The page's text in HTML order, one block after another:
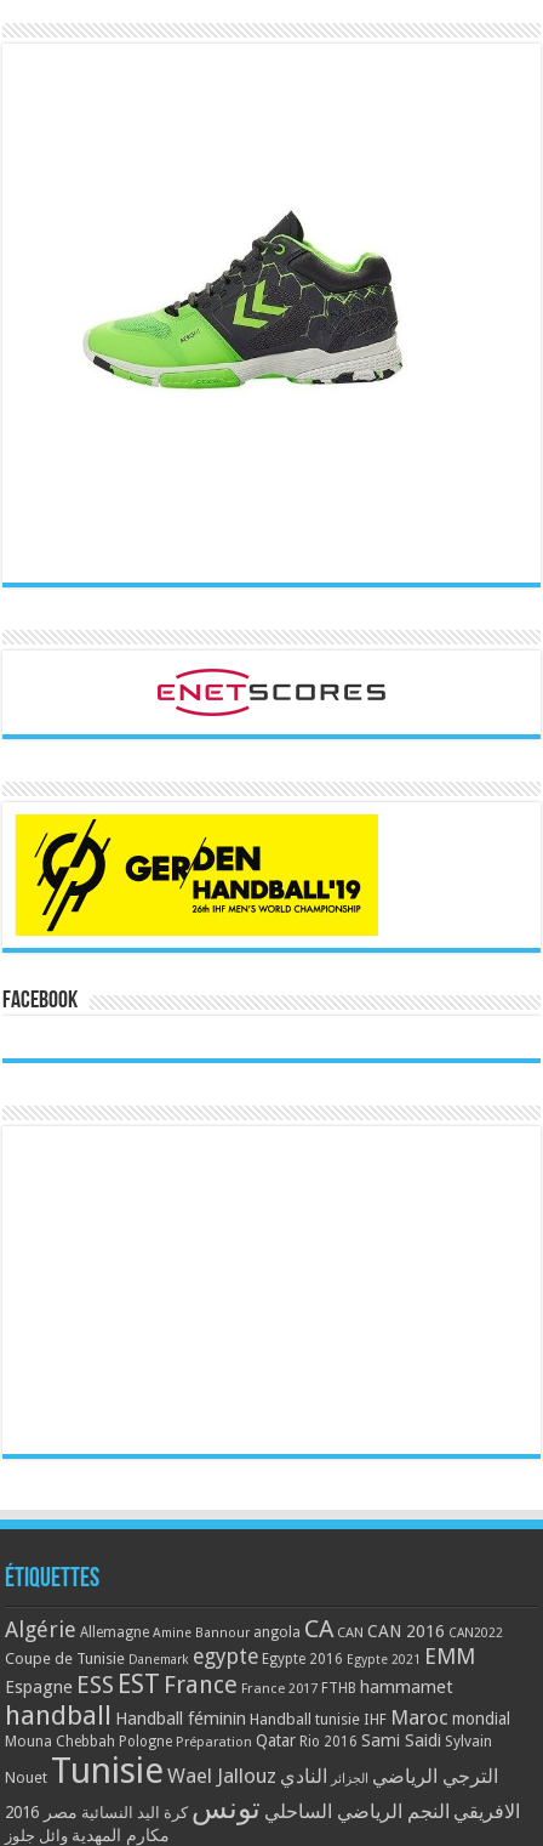
Facebook
Étiquettes
Algérie Allemagne Amine Bannour angola CA CAN CAN 2016 CAN2022
Coupe de Tunisie Danemark egypte Egypte 2016 Egypte 2021 EMM
Espagne ESS EST France France 2017 FTHB hammamet
handball Handball féminin Handball tunisie IHF Maroc mondial
Mouna Chebbah Pologne Préparation Qatar Rio 2016 Sami Saidi Sylvain
Nouet Tunisie Wael Jallouz الترجي الرياضي الجزائر النادي
الافريقي النجم الرياضي الساحلي تونس كرة اليد النسائية مصر 2016
مكارم المهدية وائل جلوز